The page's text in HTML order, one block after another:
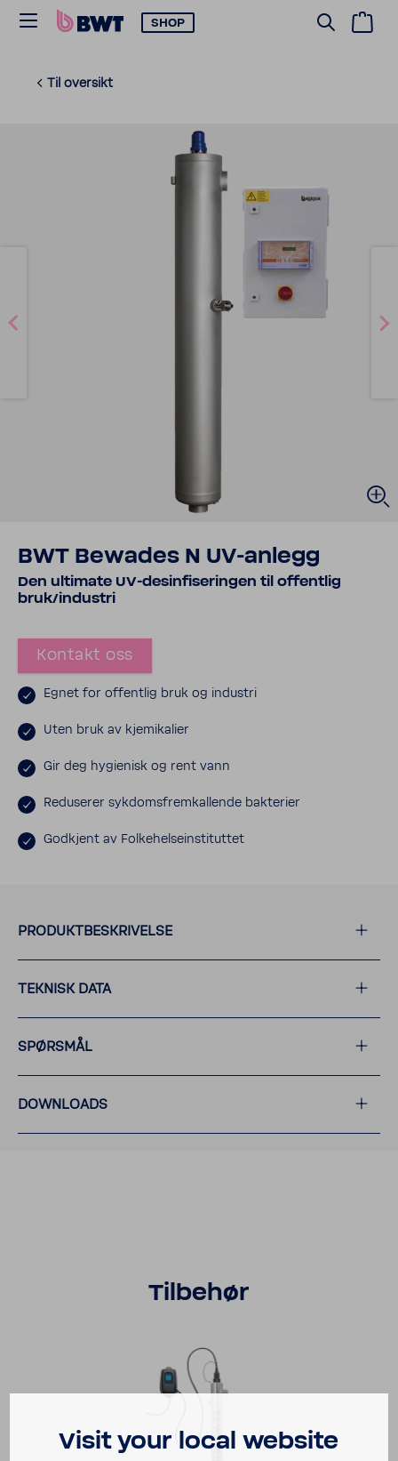
SHOP
Til oversikt
BWT Bewades N UV-anlegg
Den ultimate UV-desinfiseringen til offentlig
bruk/industri
Kontakt oss
Egnet for offentlig bruk og industri
Uten bruk av kjemikalier
Gir deg hygienisk og rent vann
Reduserer sykdomsfremkallende bakterier
Godkjent av Folkehelseinstituttet
PRODUKTBESKRIVELSE
TEKNISK DATA
SPØRSMÅL
DOWNLOADS
Tilbehør
Visit your local website